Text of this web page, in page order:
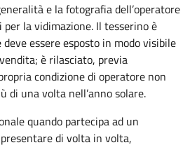
e la fotografia dell’operatore
per la vidimazione. Il tesserino è
essere esposto in modo visibile
è rilasciato, previa
condizione di operatore non
di una volta nell’anno solare.
quando partecipa ad un
di volta in volta,